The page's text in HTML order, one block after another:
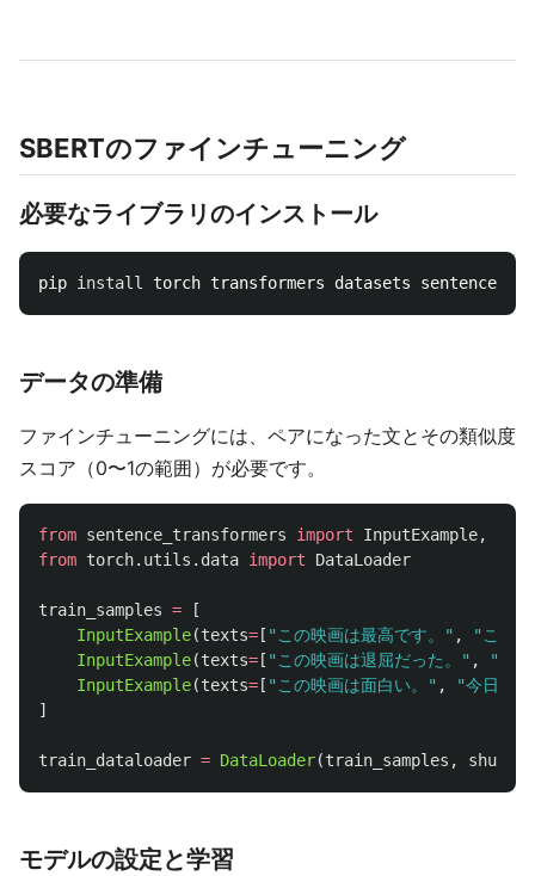
SBERTのファインチューニング
必要なライブラリのインストール
pip install
データの準備
ファインチューニングには、ペアになった文とその類似度
スコア（0〜1の範囲）が必要です。
from sentence_transformers import InputExample,
from torch.utils.data import DataLoader
train_samples =
[
InputExample(texts= [ " この映画は最高です。 " , " この
InputExample(texts= [ " この映画は退屈だった。 " , "
InputExample(texts= [ " この映画は面白い。 " , "今日は
]
train_dataloader = DataLoader(train_samples , shuffle
モデルの設定と学習